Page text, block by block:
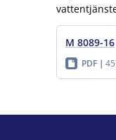
M 8089-16
PDF